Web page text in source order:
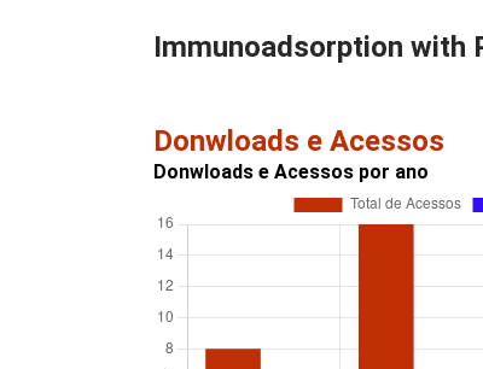
Immunoadsorption with
Donwloads e Acessos
Donwloads e Acessos por ano